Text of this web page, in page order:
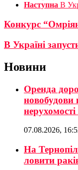
Наступна В
Конкурс
В Україні
Новини
Оренда
новобудови
07.08.2026,
На
ловити